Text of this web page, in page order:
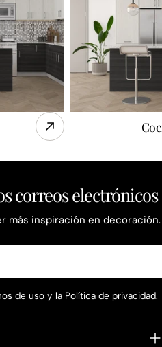
correos electrónicos
más inspiración en decoración.
de uso y la Política de privacidad.